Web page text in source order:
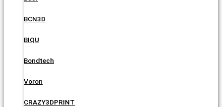
BCN3D
BIQU
Bondtech
Voron
CRAZY3DPRINT